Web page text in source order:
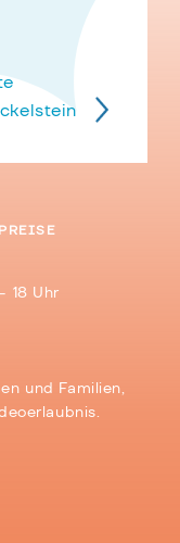
18 Uhr
und Familien,